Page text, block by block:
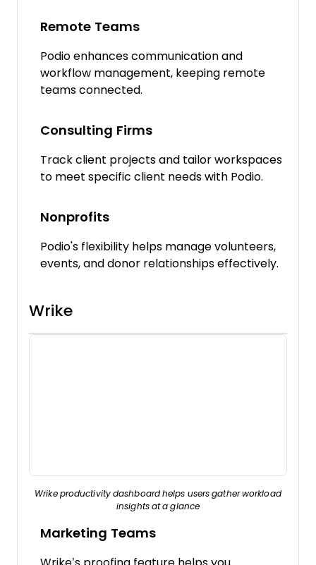
Remote Teams
Podio enhances communication and
workflow management, keeping remote
teams connected.
Consulting Firms
Track client projects and tailor workspaces
to meet specific client needs with Podio.
Nonprofits
Podio's flexibility helps manage volunteers,
events, and donor relationships effectively.
Wrike
Wrike productivity dashboard helps users gather workload
insights at a glance
Marketing Teams